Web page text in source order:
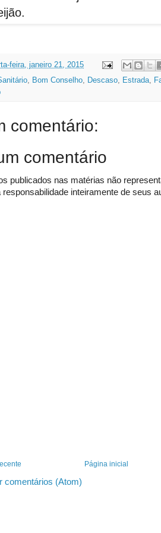
feira, janeiro 21, 2015
, Bom Conselho, Descaso, Estrada,
comentário:
comentário
publicados nas matérias não
responsabilidade inteiramente de seus
Página inicial
comentários (Atom)